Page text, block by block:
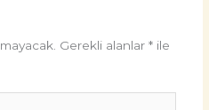
Gerekli alanlar *ile